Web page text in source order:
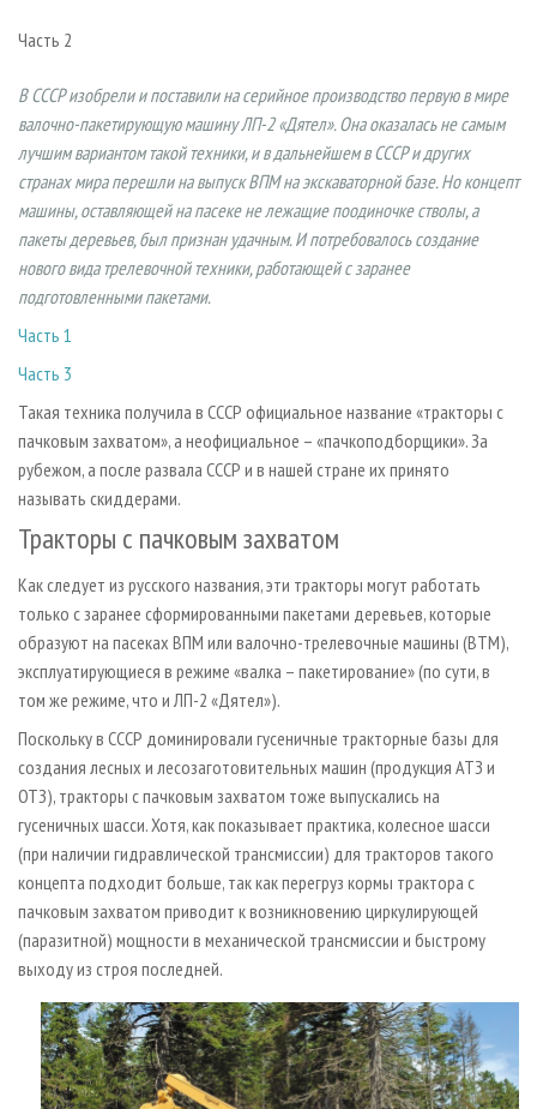
ПРОИЗВОДСТВО ДРЕВЕСНЫХ ПЛИТ
ДЕРЕВЯННОЕ ДОМОСТРОЕНИЕ
ПРОИЗВОДСТВО МЕБЕЛИ
БИОЭНЕРГЕТИКА
ЦБП
ИНСТРУМЕНТ И МАТЕРИАЛЫ
ОФИЦИАЛЬНЫЕ ДЕЛЕГАЦИИ
ПРИОРИТЕТНЫЕ ИНВЕСТПРОЕКТЫ
RUSSIAN FORESTRY REVIEW
ГАЗЕТА ЛЕСПРОМФОРУМ
БИБЛИОТЕКА СПЕЦИАЛИСТА
Часть 2
В СССР изобрели и поставили на серийное производство первую в мире
валочно-пакетирующую машину ЛП-2 «Дятел». Она оказалась не самым
лучшим вариантом такой техники, и в дальнейшем в СССР и других
странах мира перешли на выпуск ВПМ на экскаваторной базе. Но концепт
машины, оставляющей на пасеке не лежащие поодиночке стволы, а
пакеты деревьев, был признан удачным. И потребовалось создание
нового вида трелевочной техники, работающей с заранее
подготовленными пакетами.
Часть 1
Часть 3
Такая техника получила в СССР официальное название «тракторы с
пачковым захватом», а неофициальное – «пачкоподборщики». За
рубежом, а после развала СССР и в нашей стране их принято
называть скиддерами.
Тракторы с пачковым захватом
Как следует из русского названия, эти тракторы могут работать
только с заранее сформированными пакетами деревьев, которые
образуют на пасеках ВПМ или валочно-трелевочные машины (ВТМ),
эксплуатирующиеся в режиме «валка – пакетирование» (по сути, в
том же режиме, что и ЛП-2 «Дятел»).
Поскольку в СССР доминировали гусеничные тракторные базы для
создания лесных и лесозаготовительных машин (продукция АТЗ и
ОТЗ), тракторы с пачковым захватом тоже выпускались на
гусеничных шасси. Хотя, как показывает практика, колесное шасси
(при наличии гидравлической трансмиссии) для тракторов такого
концепта подходит больше, так как перегруз кормы трактора с
пачковым захватом приводит к возникновению циркулирующей
(паразитной) мощности в механической трансмиссии и быстрому
выходу из строя последней.